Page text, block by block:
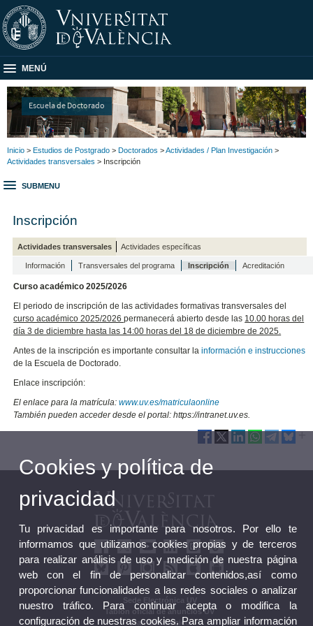
MENÚ
Escuela de Doctorado
Inicio > Estudios de Postgrado > Doctorados >Actividades / Plan Investigación >
Actividades transversales > Inscripción
SUBMENU
Inscripción
Actividades transversales Actividades específicas
Información Transversales del programa Inscripción Acreditación
Curso académico 2025/2026
El periodo de inscripción de las actividades formativas transversales del
curso académico 2025/2026permanecerá abierto desde las 10.00 horas del
día 3 de diciembre hasta las 14:00 horas del 18 de diciembre de 2025.
Antes de la inscripción es importante consultar lainformación e instrucciones
de la Escuela de Doctorado.
Enlace inscripción:
El enlace para la matrícula:www.uv.es/matriculaonline
También pueden acceder desde el portal: https://intranet.uv.es.
Sede Electrónica UV
Tablón oficial de anuncios UV
Plan Estratégico
Cookies y política de
privacidad
Tu privacidad es importante para nosotros. Por ello te
informamos que utilizamos cookies propias y de terceros
para realizar análisis de uso y medición de nuestra página
web con el fin de personalizar contenidos,así como
proporcionar funcionalidades a las redes sociales o analizar
nuestro tráfico. Para continuar acepta o modifica la
configuración de nuestras cookies. Para ampliar información